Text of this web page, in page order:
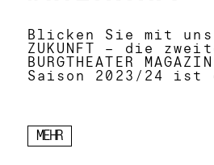
Blicken Sie mit
ZUKUNFT – die
BURGTHEATER
Saison 2023/24 ist
MEHR